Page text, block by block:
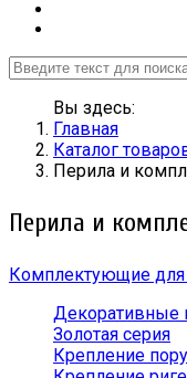
Вы здесь:
Главная
Каталог
Перила и
Перила и
Комплектующие
Золотая серия
Крепление